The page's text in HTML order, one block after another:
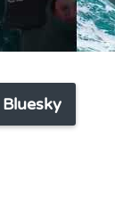
Bluesky